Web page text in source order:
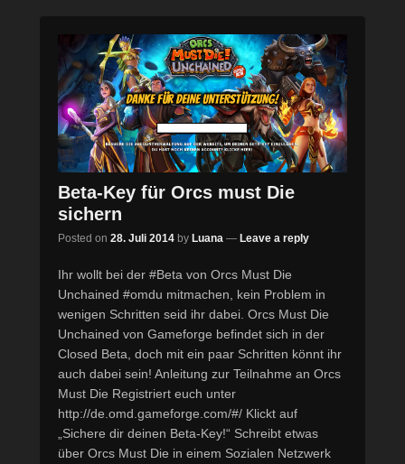
Beta-Key für Orcs must Die
sichern
Posted on 28. Juli 2014 by Luana — Leave a reply
Ihr wollt bei der #Beta von Orcs Must Die
Unchained #omdu mitmachen, kein Problem in
wenigen Schritten seid ihr dabei. Orcs Must Die
Unchained von Gameforge befindet sich in der
Closed Beta, doch mit ein paar Schritten könnt ihr
auch dabei sein! Anleitung zur Teilnahme an Orcs
Must Die Registriert euch unter
http://de.omd.gameforge.com/#/ Klickt auf
„Sichere dir deinen Beta-Key!“ Schreibt etwas
über Orcs Must Die in einem Sozialen Netzwerk